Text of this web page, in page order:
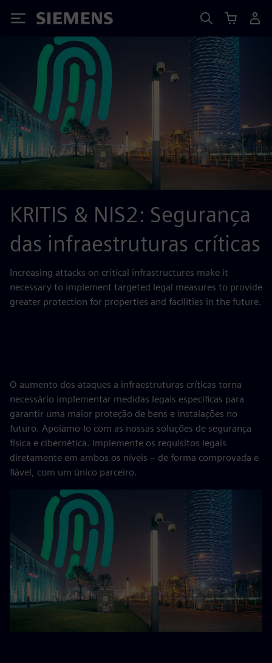
Siemens
KRITIS & NIS2: Segurança
das infraestruturas críticas
Increasing attacks on critical infrastructures make it
necessary to implement targeted legal measures to provide
greater protection for properties and facilities in the future.
O aumento dos ataques a infraestruturas críticas torna
necessário implementar medidas legais específicas para
garantir uma maior proteção de bens e instalações no
futuro. Apoiamo-lo com as nossas soluções de segurança
física e cibernética. Implemente os requisitos legais
diretamente em ambos os níveis – de forma comprovada e
fiável, com um único parceiro.